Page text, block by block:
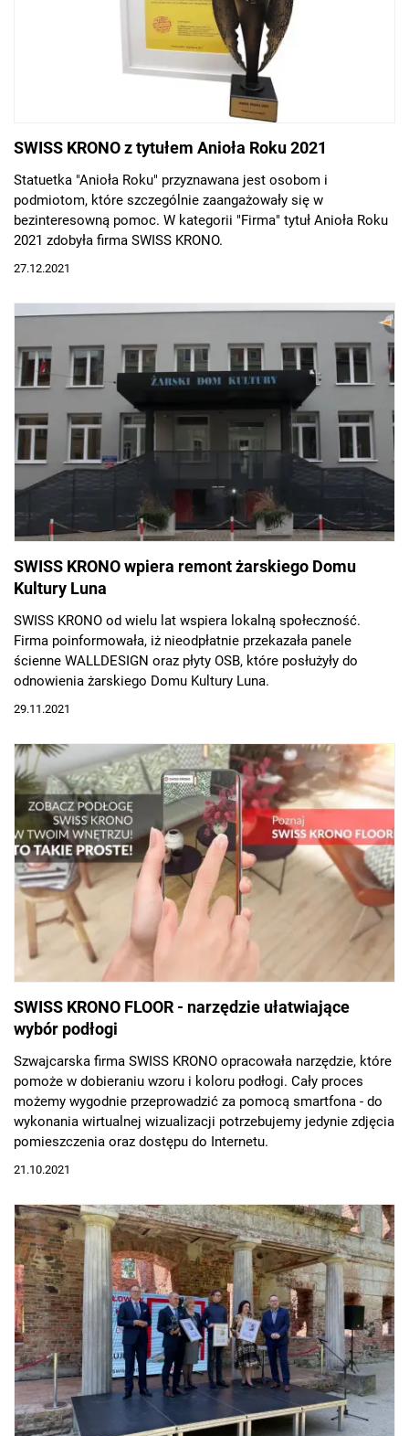
SWISS KRONO z tytułem Anioła Roku 2021
Statuetka "Anioła Roku" przyznawana jest osobom i
podmiotom, które szczególnie zaangażowały się w
bezinteresowną pomoc. W kategorii "Firma" tytuł Anioła Roku
2021 zdobyła firma SWISS KRONO.
27.12.2021
SWISS KRONO wpiera remont żarskiego Domu
Kultury Luna
SWISS KRONO od wielu lat wspiera lokalną społeczność.
Firma poinformowała, iż nieodpłatnie przekazała panele
ścienne WALLDESIGN oraz płyty OSB, które posłużyły do
odnowienia żarskiego Domu Kultury Luna.
29.11.2021
SWISS KRONO FLOOR - narzędzie ułatwiające
wybór podłogi
Szwajcarska firma SWISS KRONO opracowała narzędzie, które
pomoże w dobieraniu wzoru i koloru podłogi. Cały proces
możemy wygodnie przeprowadzić za pomocą smartfona - do
wykonania wirtualnej wizualizacji potrzebujemy jedynie zdjęcia
pomieszczenia oraz dostępu do Internetu.
21.10.2021